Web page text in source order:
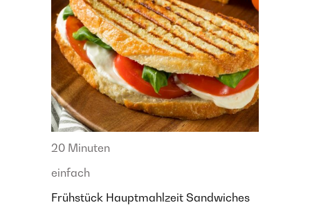
20 Minuten
einfach
Frühstück Hauptmahlzeit Sandwiches